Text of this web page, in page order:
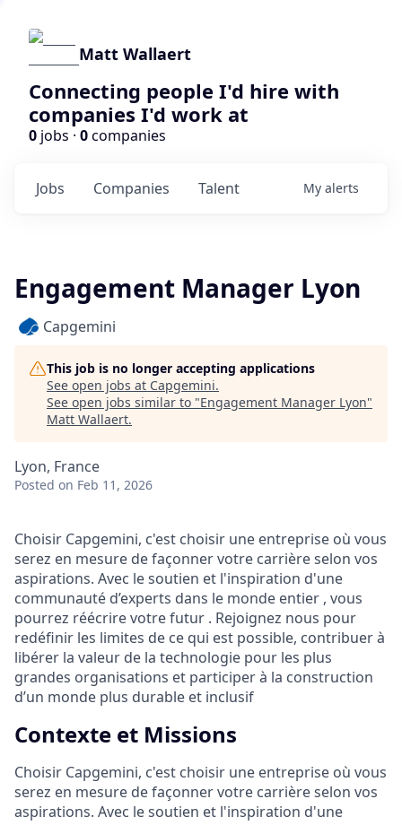
Matt Wallaert
Connecting people I'd hire with
companies I'd work at
0 jobs · 0companies
Jobs Companies Talent My alerts
Engagement Manager Lyon
Capgemini
This job is no longer accepting applications
See open jobs at Capgemini.
See open jobs similar to "Engagement Manager Lyon"
Matt Wallaert.
Lyon, France
Posted on Feb 11, 2026
Choisir Capgemini, c'est choisir une entreprise où vous
serez en mesure de façonner votre carrière selon vos
aspirations. Avec le soutien et l'inspiration d'une
communauté d’experts dans le monde entier , vous
pourrez réécrire votre futur . Rejoignez nous pour
redéfinir les limites de ce qui est possible, contribuer à
libérer la valeur de la technologie pour les plus
grandes organisations et participer à la construction
d’un monde plus durable et inclusif
Contexte et Missions
Choisir Capgemini, c'est choisir une entreprise où vous
serez en mesure de façonner votre carrière selon vos
aspirations. Avec le soutien et l'inspiration d'une